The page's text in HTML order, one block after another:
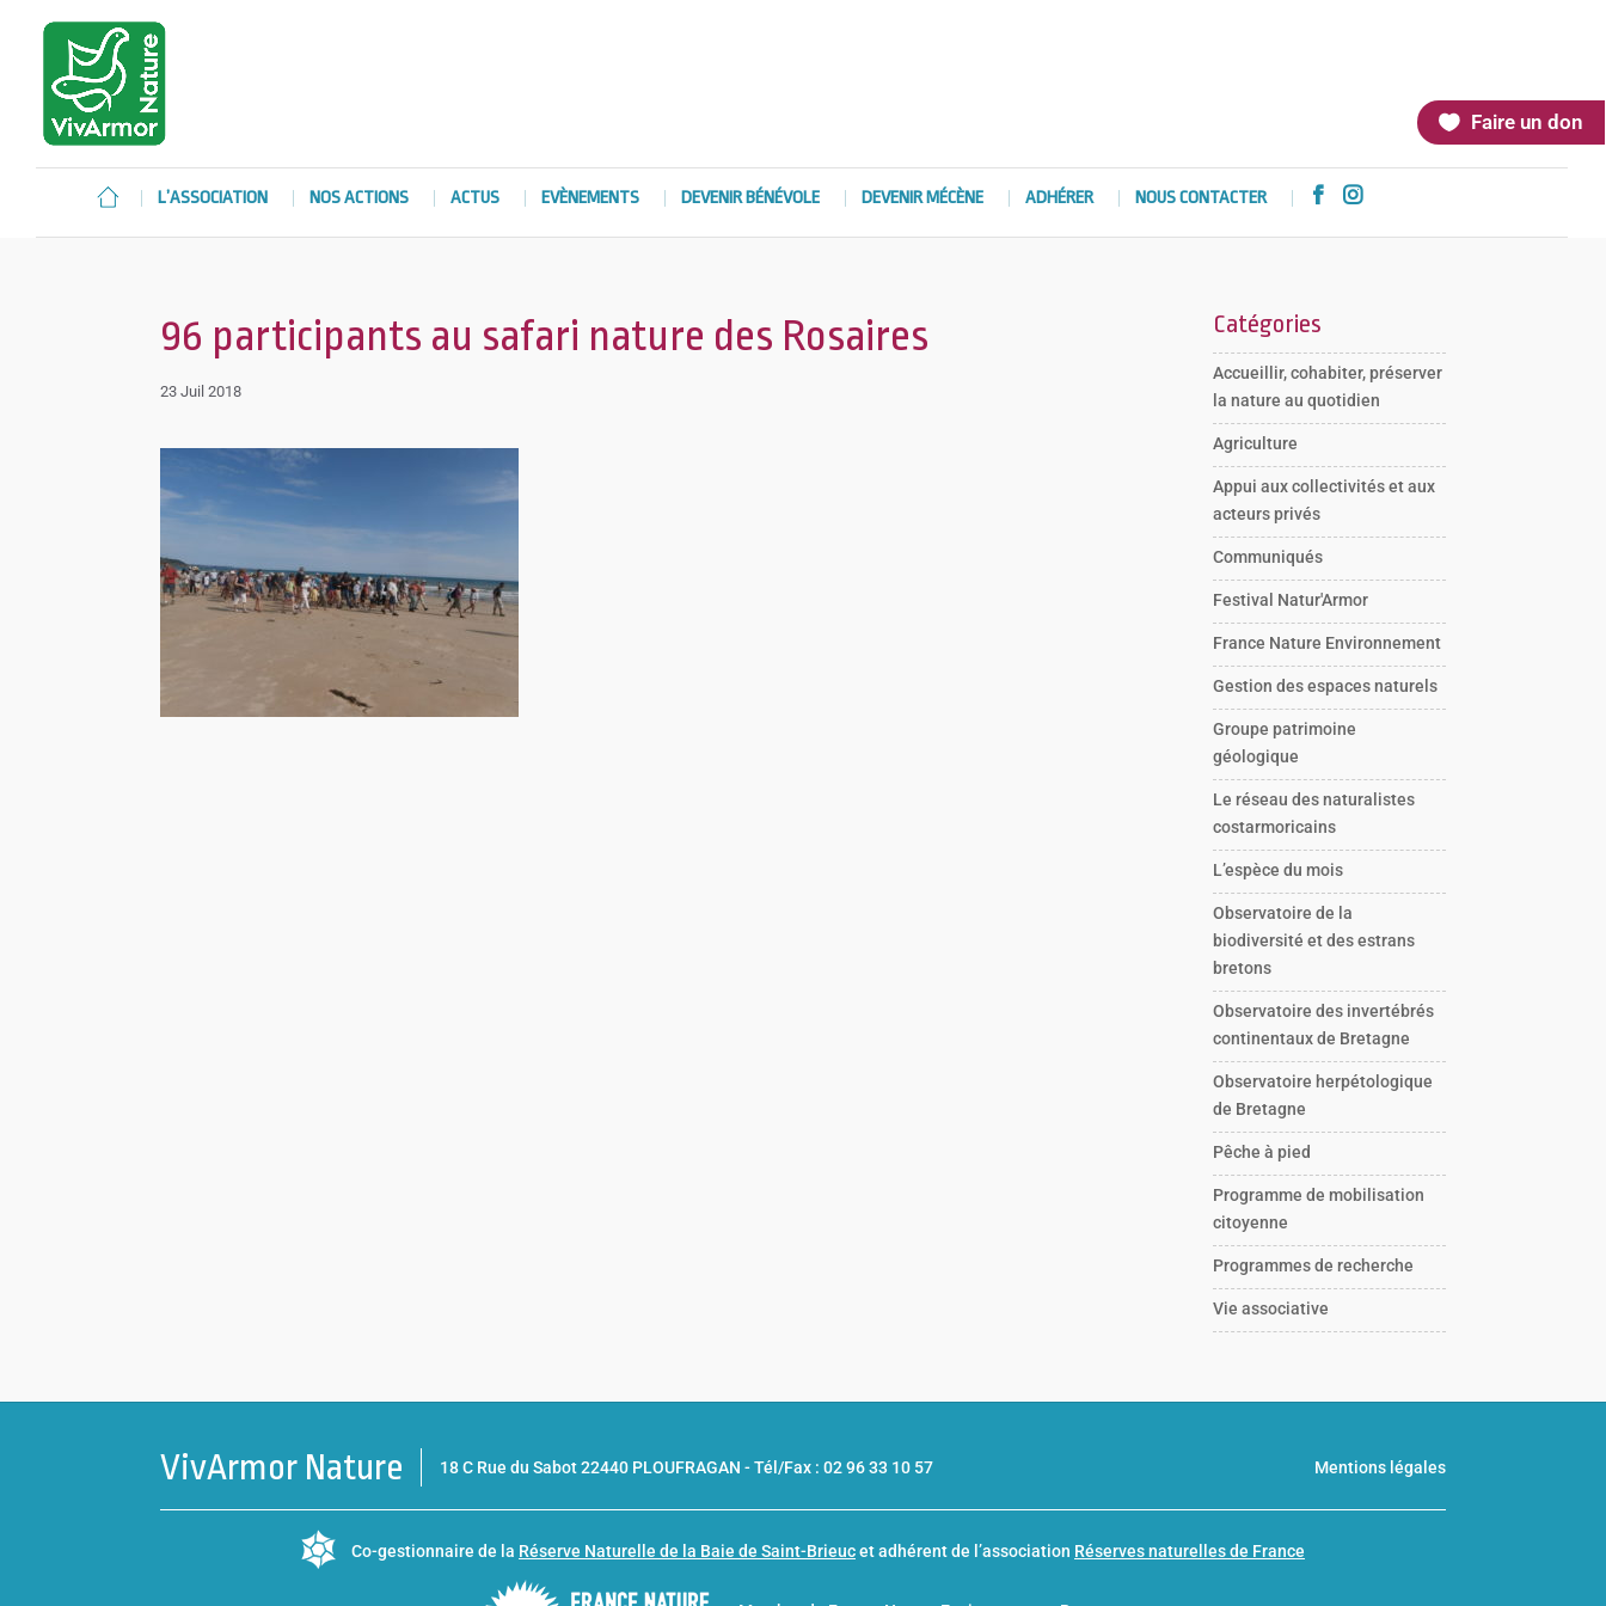
Faire un don
L’ASSOCIATION NOS ACTIONS ACTUS EVÈNEMENTS DEVENIR BÉNÉVOLE DEVENIR MÉCÈNE ADHÉRER NOUS CONTACTER  
96 participants au safari nature des Rosaires
23 Juil 2018
Catégories
Accueillir, cohabiter, préserver
la nature au quotidien
Agriculture
Appui aux collectivités et aux
acteurs privés
Communiqués
Festival Natur'Armor
France Nature Environnement
Gestion des espaces naturels
Groupe patrimoine
géologique
Le réseau des naturalistes
costarmoricains
L’espèce du mois
Observatoire de la
biodiversité et des estrans
bretons
Observatoire des invertébrés
continentaux de Bretagne
Observatoire herpétologique
de Bretagne
Pêche à pied
Programme de mobilisation
citoyenne
Programmes de recherche
Vie associative
VivArmor Nature 18 C Rue du Sabot 22440 PLOUFRAGAN -Tél/Fax : 02 96 33 10 57 Mentions légales
Co-gestionnaire de la Réserve Naturelle de la Baie de Saint-Brieucet adhérent de l’association Réserves naturelles de France